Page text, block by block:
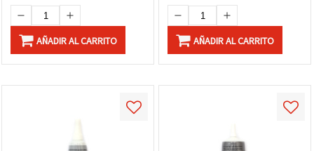
AÑADIR AL CARRITO AÑADIR AL CARRITO